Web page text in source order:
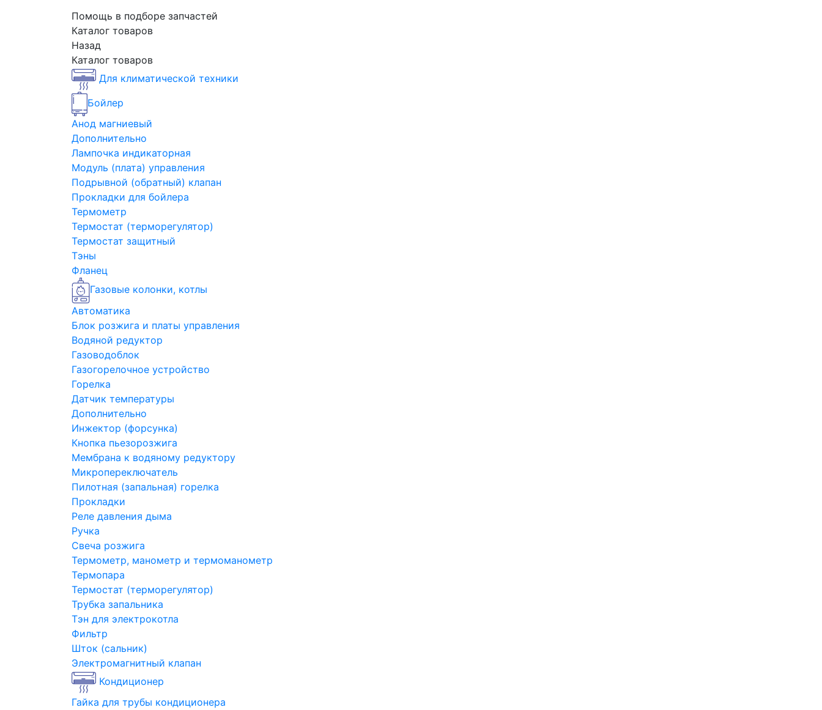
Помощь в подборе запчастей
Каталог товаров
Назад
Каталог товаров
Для климатической техники
Бойлер
Анод магниевый
Дополнительно
Лампочка индикаторная
Модуль (плата) управления
Подрывной (обратный) клапан
Прокладки для бойлера
Термометр
Термостат (терморегулятор)
Термостат защитный
Тэны
Фланец
Газовые колонки, котлы
Автоматика
Блок розжига и платы управления
Водяной редуктор
Газоводоблок
Газогорелочное устройство
Горелка
Датчик температуры
Дополнительно
Инжектор (форсунка)
Кнопка пьезорозжига
Мембрана к водяному редуктору
Микропереключатель
Пилотная (запальная) горелка
Прокладки
Реле давления дыма
Ручка
Свеча розжига
Термометр, манометр и термоманометр
Термопара
Термостат (терморегулятор)
Трубка запальника
Тэн для электрокотла
Фильтр
Шток (сальник)
Электромагнитный клапан
Кондиционер
Гайка для трубы кондиционера